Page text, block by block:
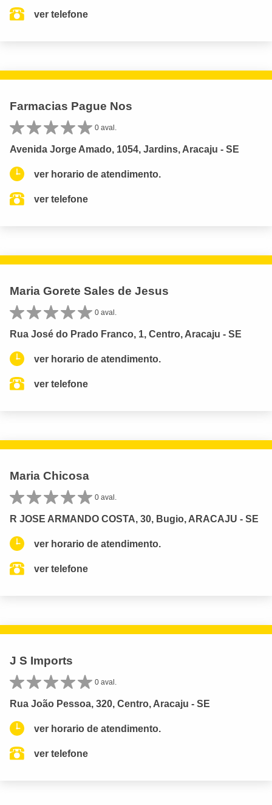
ver telefone
Farmacias Pague Nos
0 aval.
Avenida Jorge Amado, 1054, Jardins, Aracaju - SE
ver horario de atendimento.
ver telefone
Maria Gorete Sales de Jesus
0 aval.
Rua José do Prado Franco, 1, Centro, Aracaju - SE
ver horario de atendimento.
ver telefone
Maria Chicosa
0 aval.
R JOSE ARMANDO COSTA, 30, Bugio, ARACAJU - SE
ver horario de atendimento.
ver telefone
J S Imports
0 aval.
Rua João Pessoa, 320, Centro, Aracaju - SE
ver horario de atendimento.
ver telefone